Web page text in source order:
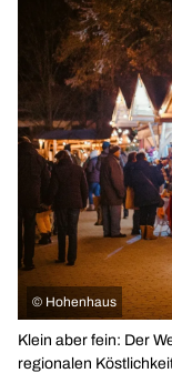
© Hohenhaus
Klein aber fein: Der
regionalen